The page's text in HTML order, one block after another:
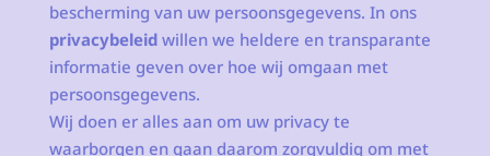
bescherming van uw persoonsgegevens. In ons
privacybeleidwillen we heldere en transparante
informatie geven over hoe wij omgaan met
persoonsgegevens.
Wij doen er alles aan om uw privacy te
waarborgen en gaan daarom zorgvuldig om met